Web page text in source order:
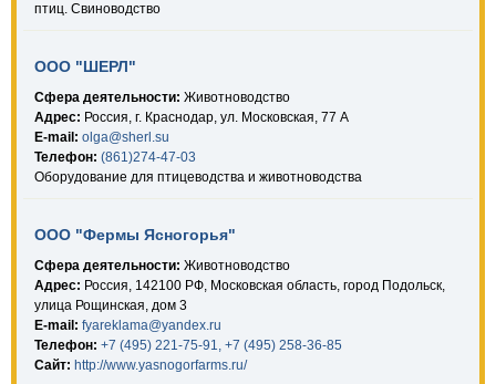
птиц. Свиноводство
ООО "ШЕРЛ"
Сфера деятельности: Животноводство
Адрес: Россия, г. Краснодар, ул. Московская, 77 А
E-mail: olga@sherl.su
Телефон: (861)274-47-03
Оборудование для птицеводства и животноводства
ООО "Фермы Ясногорья"
Сфера деятельности: Животноводство
Адрес: Россия, 142100 РФ, Московская область, город Подольск,
улица Рощинская, дом 3
E-mail: fyareklama@yandex.ru
Телефон: +7 (495) 221-75-91, +7 (495) 258-36-85
Сайт: http://www.yasnogorfarms.ru/